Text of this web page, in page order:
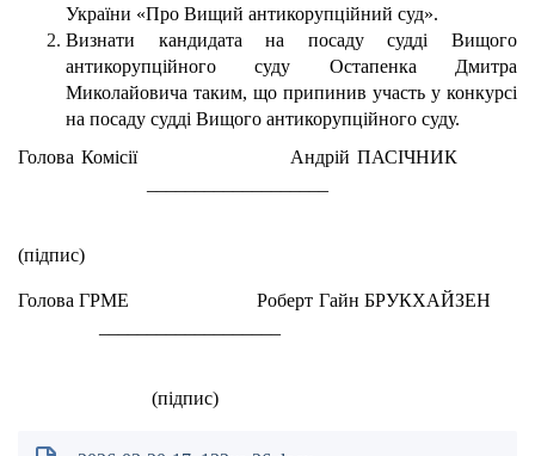
України «Про Вищий антикорупційний суд».
Визнати кандидата на посаду судді Вищого
антикорупційного суду Остапенка Дмитра
Миколайовича таким, що припинив участь у конкурсі
на посаду судді Вищого антикорупційного суду.
Голова Комісії Андрій ПАСІЧНИК
(підпис)
Голова ГРМЕ Роберт Гайн БРУКХАЙЗЕН
(підпис)